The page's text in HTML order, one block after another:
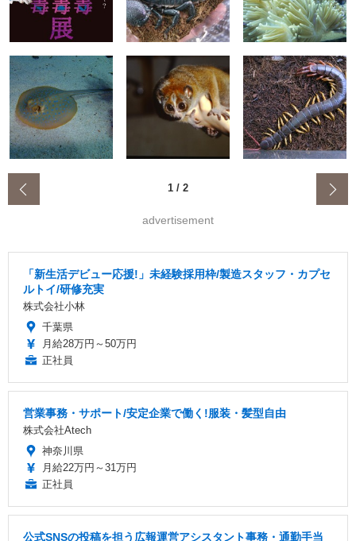
1 / 2
advertisement
「新生活デビュー応援!」未経験採用枠/製造スタッフ・カプセ
ルトイ/研修充実
株式会社小林
千葉県
月給28万円～50万円
正社員
営業事務・サポート/安定企業で働く!服装・髪型自由
株式会社Atech
神奈川県
月給22万円～31万円
正社員
公式SNSの投稿を担う広報運営アシスタント事務・通勤手当